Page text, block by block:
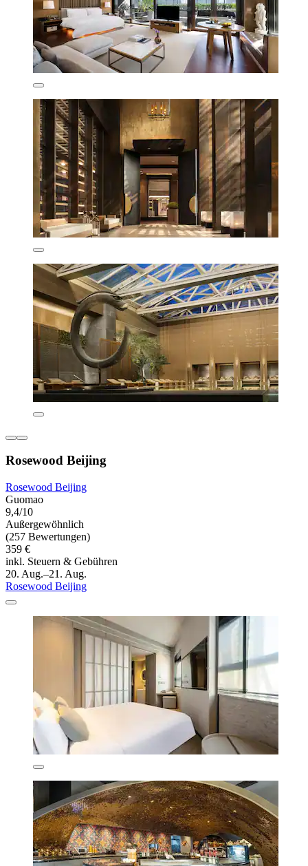
Rosewood Beijing
Rosewood Beijing
Guomao
9,4/10
Außergewöhnlich
(257 Bewertungen)
359 €
inkl. Steuern & Gebühren
20. Aug.–21. Aug.
Rosewood Beijing